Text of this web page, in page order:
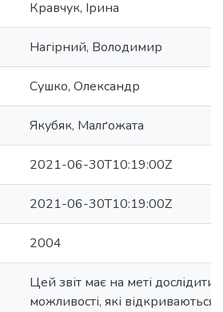
Кравчук, Ірина
Нагірний, Володимир
Сушко, Олександр
Якубяк, Малґожата
2021-06-30T10:19:00Z
2021-06-30T10:19:00Z
2004
Цей звіт має на меті дослідити
можливості, які